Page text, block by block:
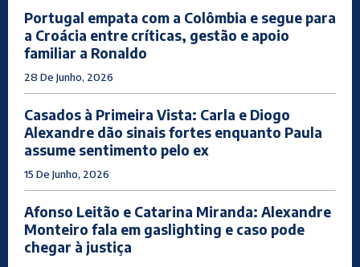
Portugal empata com a Colômbia e segue para
a Croácia entre críticas, gestão e apoio
familiar a Ronaldo
28 De Junho, 2026
Casados à Primeira Vista: Carla e Diogo
Alexandre dão sinais fortes enquanto Paula
assume sentimento pelo ex
15 De Junho, 2026
Afonso Leitão e Catarina Miranda: Alexandre
Monteiro fala em gaslighting e caso pode
chegar à justiça